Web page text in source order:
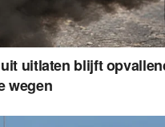
uitlaten blijft
wegen